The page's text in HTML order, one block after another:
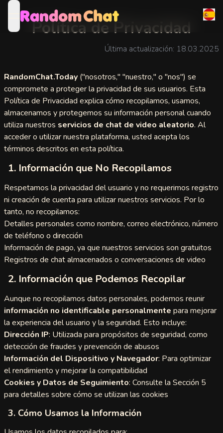
open navigation menu
Política de Privacidad
Última actualización: 18.03.2025
RandomChat.Today ("nosotros," "nuestro," o "nos") se
compromete a proteger la privacidad de sus usuarios. Esta
Política de Privacidad explica cómo recopilamos, usamos,
almacenamos y protegemos su información personal cuando
utiliza nuestros servicios de chat de video aleatorio. Al
acceder o utilizar nuestra plataforma, usted acepta los
términos descritos en esta política.
1. Información que No Recopilamos
Respetamos la privacidad del usuario y no requerimos registro
ni creación de cuenta para utilizar nuestros servicios. Por lo
tanto, no recopilamos:
Detalles personales como nombre, correo electrónico, número
de teléfono o dirección
Información de pago, ya que nuestros servicios son gratuitos
Registros de chat almacenados o conversaciones de video
2. Información que Podemos Recopilar
Aunque no recopilamos datos personales, podemos reunir
información no identificable personalmente para mejorar
la experiencia del usuario y la seguridad. Esto incluye:
Dirección IP: Utilizada para propósitos de seguridad, como
detección de fraudes y prevención de abusos
Información del Dispositivo y Navegador: Para optimizar
el rendimiento y mejorar la compatibilidad
Cookies y Datos de Seguimiento: Consulte la Sección 5
para detalles sobre cómo se utilizan las cookies
3. Cómo Usamos la Información
1
de
Chat
with